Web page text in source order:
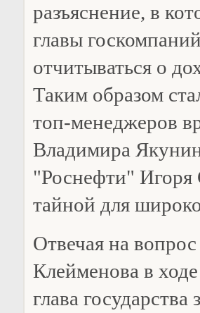
разъяснение, в
главы
отчитываться о
Таким образом
топ-менеджеров
Владимира
"Роснефти" Игоря
тайной для
Отвечая на
Клейменова в
глава